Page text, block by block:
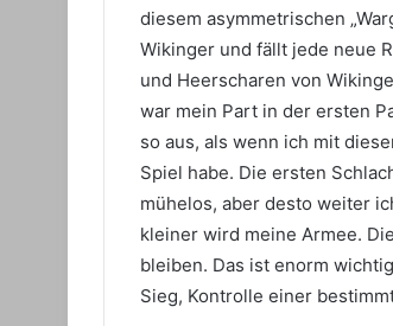
diesem asymmetrischen
Wikinger und fällt jede neue
und Heerscharen von
war mein Part in der ersten
so aus, als wenn ich mit
Spiel habe. Die ersten
mühelos, aber desto weiter
kleiner wird meine Armee.
bleiben. Das ist enorm
Sieg, Kontrolle einer